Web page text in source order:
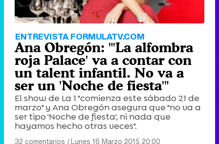
ENTREVISTA FORMULATV.COM
Ana Obregón: "'La alfombra
roja Palace' va a contar con
un talent infantil. No va a
ser un 'Noche de fiesta'"
El show de La 1 "comienza este sábado 21 de
marzo" y Ana Obregón asegura que "no va a
ser tipo 'Noche de fiesta', ni nada que
hayamos hecho otras veces".
32 comentarios |Lunes 16 Marzo 2015 20:00